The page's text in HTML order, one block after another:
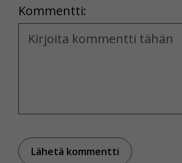
Kommentti:
Kommentti